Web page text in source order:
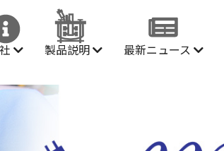
製品説明 最新ニュース